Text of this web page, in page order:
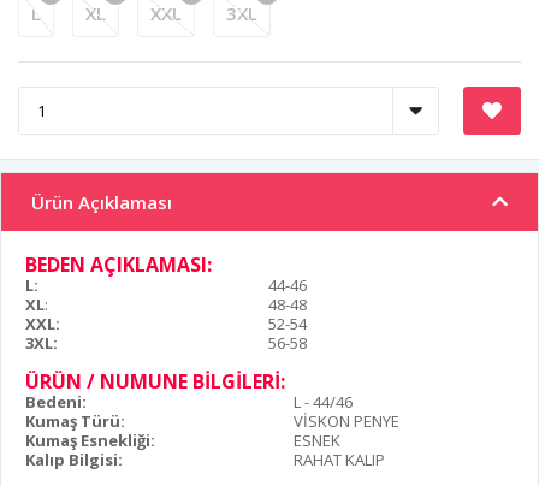
L XL XXL 3XL
Ürün Açıklaması
BEDEN AÇIKLAMASI:
L:
44-46
XL:
48-48
XXL:
52-54
3XL:
56-58
ÜRÜN / NUMUNE BİLGİLERİ:
Bedeni:
L - 44/46
Kumaş Türü:
VİSKON PENYE
Kumaş Esnekliği:
ESNEK
Kalıp Bilgisi:
RAHAT KALIP